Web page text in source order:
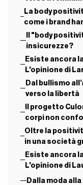
La body
come i brand
Il "body
insicurezze?
Esiste ancora
L'opinione di
Dal bullismo
verso la libertà
Il progetto
corpi non
Oltre la
in una società
Esiste ancora
L'opinione di
Dalla moda